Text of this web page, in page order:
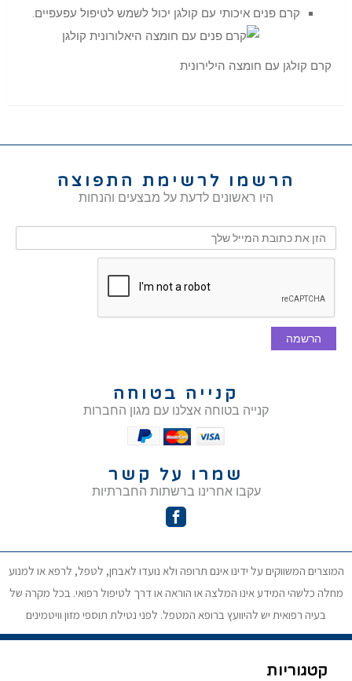
קרם פנים איכותי עם קולגן יכול לשמש לטיפול עפעפיים.
קרם קולגן עם חומצה הילירונית
הרשמו לרשימת התפוצה
היו ראשונים לדעת על מבצעים והנחות
הרשמה
קנייה בטוחה
קנייה בטוחה אצלנו עם מגון החברות
שמרו על קשר
עקבו אחרינו ברשתות החברתיות
המוצרים המשווקים על ידינו אינם תרופה ולא נועדו לאבחן, לטפל, לרפא או למנוע
מחלה כלשהי המידע אינו המלצה או הוראה או דרך לטיפול רפואי. בכל מקרה של
בעיה רפואית יש להיוועץ ברופא המטפל. לפני נטילת תוספי מזון וויטמינים
קטגוריות